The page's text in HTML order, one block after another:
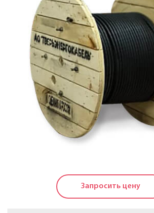
Кабели силовые с пластмассовой
холодостойком исполнении на
Кабели силовые с изоляцией из
полиэтилена на напряжение до 20 КВ
Силовые кабели, не
напряжение до 20 КВ
Кабели контрольные
Провода и кабели для
электропередачи
Провода неизолированные для
Запросить цену